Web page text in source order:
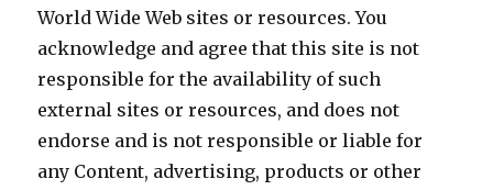
World Wide Web sites or resources. You
acknowledge and agree that this site is not
responsible for the availability of such
external sites or resources, and does not
endorse and is not responsible or liable for
any Content, advertising, products or other